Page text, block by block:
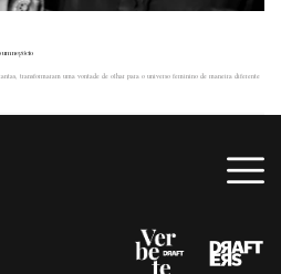
um negócio
transformaram uma vontade de olhar para o universo feminino de maneira diferente